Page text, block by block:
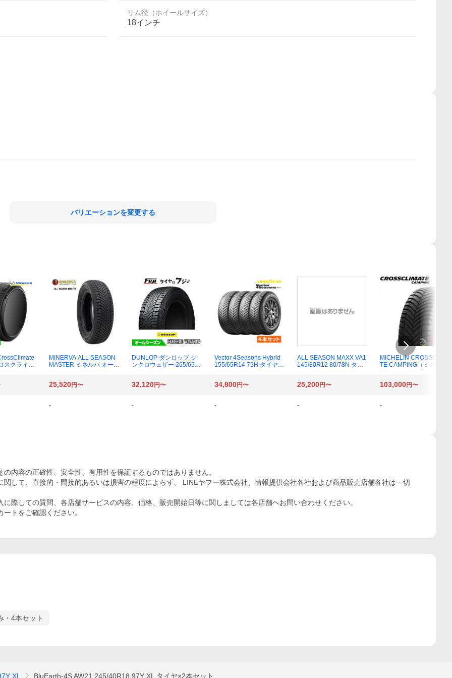
リム径（ホイールサイズ）
18インチ
バリエーションを変更する
スクライメ
MINERVA ALL SEASON
MASTER ミネルバ オール
タイヤ×4本
DUNLOP ダンロップ シ
ンクロウェザー 265/65R
Vector 4Seasons Hybrid
155/65R14 75H タイヤ×4
ALL SEASON MAXX VA1
145/80R12 80/78N タイ
MICHELIN CROSSCLIMA
TE CAMPING（ミシュラ
CP 109/107R オールシー
25,520円〜 32,120円〜 34,800円〜 25,200円〜 103,000円〜
- - - - -
内容の正確性、安全性、有用性を保証するものではありません。
して、直接的・間接的あるいは損害の程度によらず、 LINEヤフー株式会社、情報提供会社各社および商品販売店舗各社は一切
際しての質問、各店舗サービスの内容、価格、販売開始日等に関しましては各店舗へお問い合わせください。
トをご確認ください。
・4本セット
XL BluEarth-4S AW21 245/40R18 97Y XL タイヤ×2本セット